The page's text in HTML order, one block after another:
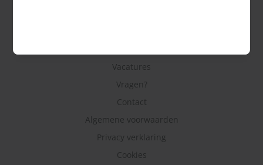
Vacatures
Vragen?
Contact
Algemene voorwaarden
Privacy verklaring
Cookies